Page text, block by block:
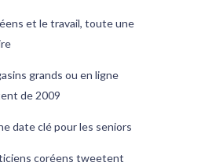
et le travail, toute une
grands ou en ligne
de 2009
date clé pour les seniors
coréens tweetent